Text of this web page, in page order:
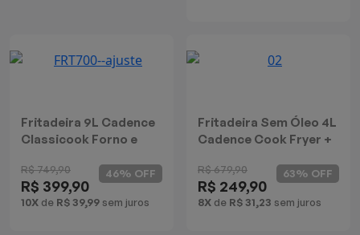
Fritadeira 9L Cadence
Classicook Forno e
R$ 749,90
R$ 399,90
10X de R$ 39,99 sem juros
46% OFF
Fritadeira Sem Óleo 4L
Cadence Cook Fryer +
R$ 679,90
R$ 249,90
8X de R$ 31,23 sem juros
63% OFF